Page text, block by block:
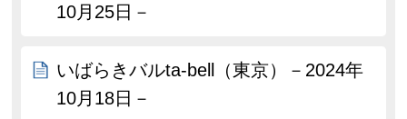
10月25日－
いばらきバルta-bell（東京）－2024年
10月18日－